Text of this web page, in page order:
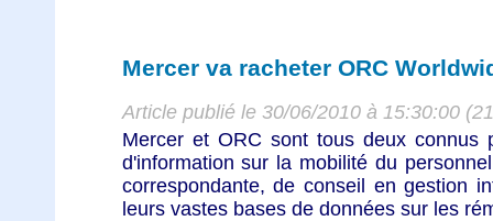
Mercer va racheter ORC
Article publié le 30/06/2010 à 15:30:00
Mercer et ORC sont tous deux connus
d'information sur la mobilité du
correspondante, de conseil en gestion
leurs vastes bases de données sur les